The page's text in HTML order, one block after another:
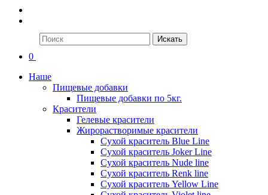
Искать
0
Наше
Пищевые добавки
Пищевые добавки по 5кг.
Красители
Гелевые красители
Жирорастворимые красители
Сухой краситель Blue Line
Сухой краситель Joker Line
Сухой краситель Nude line
Сухой краситель Renk line
Сухой краситель Yellow Line